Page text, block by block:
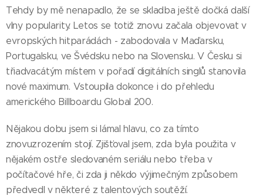
Tehdy by mě nenapadlo, že se skladba ještě dočká další
vlny popularity. Letos se totiž znovu začala objevovat v
evropských hitparádách - zabodovala v Maďarsku,
Portugalsku, ve Švédsku nebo na Slovensku. V Česku si
třiadvacátým místem v pořadí digitálních singlů stanovila
nové maximum. Vstoupila dokonce i do přehledu
amerického Billboardu Global 200.
Nějakou dobu jsem si lámal hlavu, co za tímto
znovuzrozením stojí. Zjišťoval jsem, zda byla použita v
nějakém ostře sledovaném seriálu nebo třeba v
počítačové hře, či zda ji někdo výjimečným způsobem
předvedl v některé z talentových soutěží.